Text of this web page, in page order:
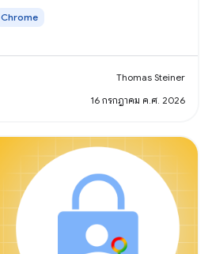
Chrome
Thomas Steiner
16 กรกฎาคม ค.ศ. 2026